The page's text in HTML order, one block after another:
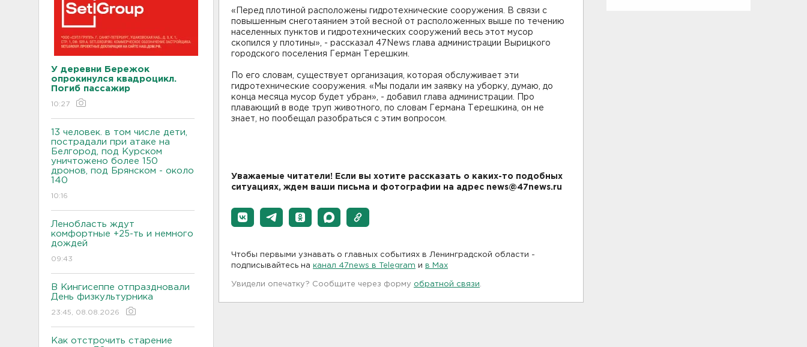
У деревни Бережок
опрокинулся квадроцикл.
Погиб пассажир
10:27
13 человек. в том числе дети,
пострадали при атаке на
Белгород, под Курском
уничтожено более 150
дронов, под Брянском - около
140
10:16
Ленобласть ждут
комфортные +25-ть и немного
дождей
09:43
В Кингисеппе отпраздновали
День физкультурника
23:45, 08.08.2026
Как отстрочить старение
«Перед плотиной расположены гидротехнические сооружения. В связи с
повышенным снеготаянием этой весной от расположенных выше по течению
населенных пунктов и гидротехнических сооружений весь этот мусор
скопился у плотины», - рассказал 47News глава администрации Вырицкого
городского поселения Герман Терешкин.
По его словам, существует организация, которая обслуживает эти
гидротехнические сооружения. «Мы подали им заявку на уборку, думаю, до
конца месяца мусор будет убран», - добавил глава администрации. Про
плавающий в воде труп животного, по словам Германа Терешкина, он не
знает, но пообещал разобраться с этим вопросом.
Уважаемые читатели! Если вы хотите рассказать о каких-то подобных
ситуациях, ждем ваши письма и фотографии на адрес news@47news.ru
Чтобы первыми узнавать о главных событиях в Ленинградской области -
подписывайтесь на канал 47news в Telegram и в Maх
Увидели опечатку? Сообщите через форму обратной связи